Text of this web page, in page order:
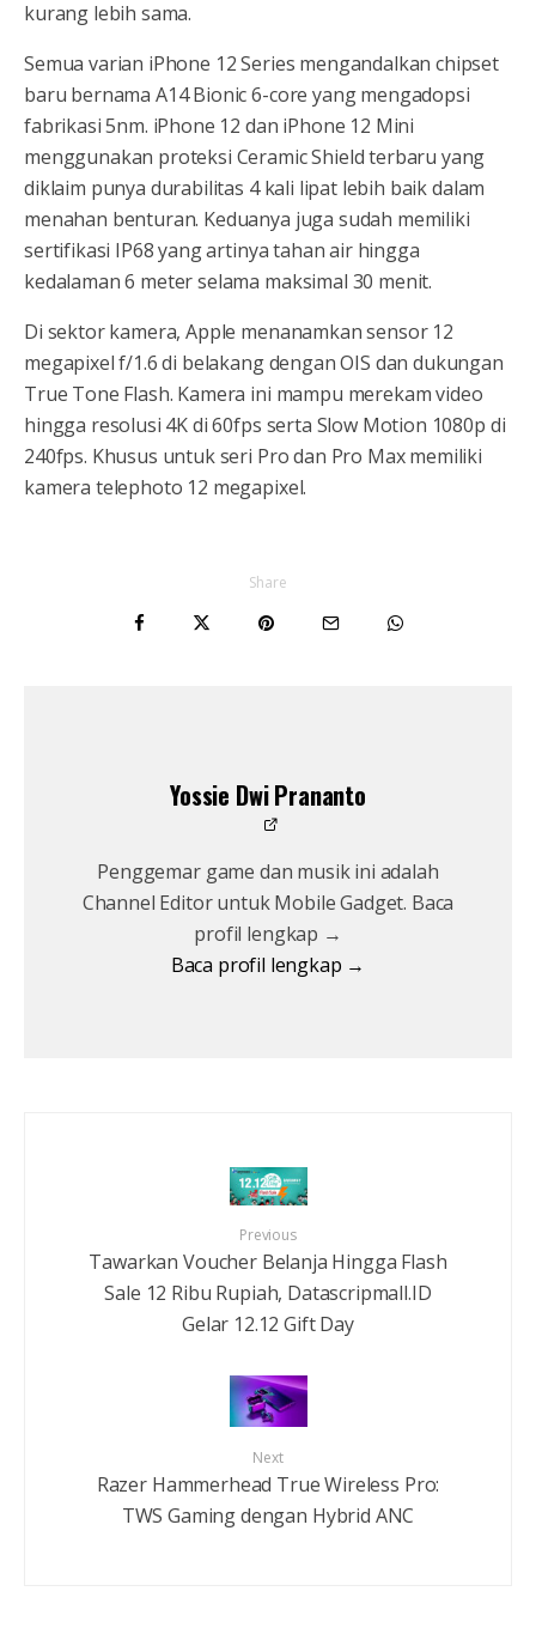
kurang lebih sama.
Semua varian iPhone 12 Series mengandalkan chipset
baru bernama A14 Bionic 6-core yang mengadopsi
fabrikasi 5nm. iPhone 12 dan iPhone 12 Mini
menggunakan proteksi Ceramic Shield terbaru yang
diklaim punya durabilitas 4 kali lipat lebih baik dalam
menahan benturan. Keduanya juga sudah memiliki
sertifikasi IP68 yang artinya tahan air hingga
kedalaman 6 meter selama maksimal 30 menit.
Di sektor kamera, Apple menanamkan sensor 12
megapixel f/1.6 di belakang dengan OIS dan dukungan
True Tone Flash. Kamera ini mampu merekam video
hingga resolusi 4K di 60fps serta Slow Motion 1080p di
240fps. Khusus untuk seri Pro dan Pro Max memiliki
kamera telephoto 12 megapixel.
Share
Yossie Dwi Prananto
Penggemar game dan musik ini adalah
Channel Editor untuk Mobile Gadget. Baca
profil lengkap →
Baca profil lengkap →
Previous
Tawarkan Voucher Belanja Hingga Flash
Sale 12 Ribu Rupiah, Datascripmall.ID
Gelar 12.12 Gift Day
Next
Razer Hammerhead True Wireless Pro:
TWS Gaming dengan Hybrid ANC